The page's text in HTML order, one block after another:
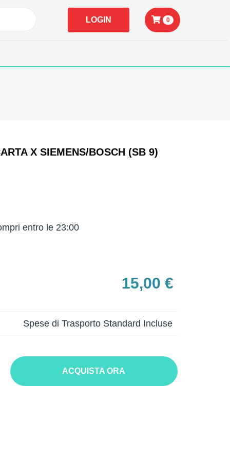
LOGIN 0
X SIEMENS/BOSCH (SB 9)
entro le 23:00
15,00 €
Spese di Trasporto Standard Incluse
ACQUISTA ORA